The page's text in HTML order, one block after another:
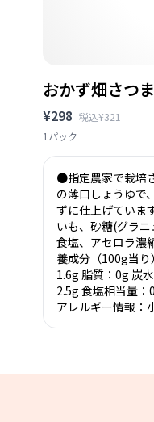
おかず畑さつ
¥298 税込¥321
1パック
●指定農家で栽培
の薄口しょうゆで
ずに仕上げてい
いも、砂糖(グラニ
食塩、アセロラ濃
養成分（100g当り
1.6g 脂質：0g 炭
2.5g 食塩相当量
アレルギー情報：